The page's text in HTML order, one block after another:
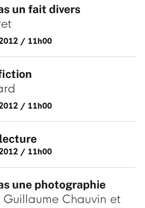
un fait divers
/ 11h00
/ 11h00
/ 11h00
une photographie
Guillaume Chauvin